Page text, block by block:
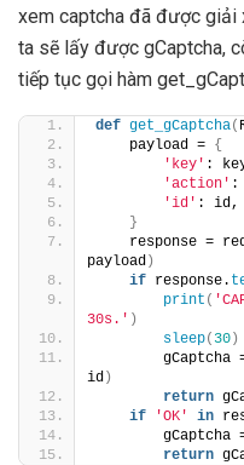
xem captcha đã được giải
ta sẽ lấy được gCaptcha,
tiếp tục gọi hàm
def get_gCaptcha(
    payload =
{
'key' :
'action' :
'id' : id,
}
response =
payload )
if response.
print (
30s.' )
sleep( 30 )
gCaptcha
id )
return
if
'OK' in
gCaptcha
return